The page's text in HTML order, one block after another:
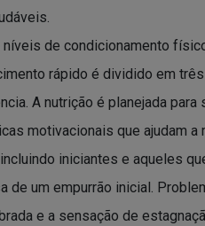
de condicionamento
rápido é dividido em
A nutrição é planejada
motivacionais que ajudam
iniciantes e aqueles
de um empurrão inicial.
e a sensação de